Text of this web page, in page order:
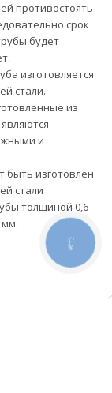
противостоять
срок
будет
изготовляется
стали.
из
и
быть изготовлен
стали
толщиной 0,6
мм.
КНОПКА
СВЯЗИ